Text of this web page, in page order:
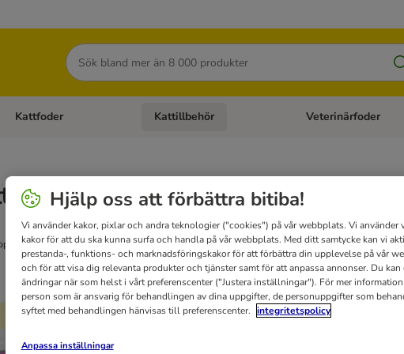
Sök
Open category menu: Hundtillbehör
Kattfoder Open category menu: Kattfoder
Kattillbehör Open category menu:
Veterinärfoder
& kattillbehör
hos bitiba.se hittar du alla kattsaker och kattillbehör du behöver: Klösbrädor, kattsängar,
Hjälp oss att förbättra bitiba!
Vi använder kakor, pixlar och andra teknologier ("cookies") på vår webbplats. Vi använder
kakor för att du ska kunna surfa och handla på vår webbplats. Med ditt samtycke kan vi
prestanda-, funktions- och marknadsföringskakor för att förbättra din upplevelse på vår
och för att visa dig relevanta produkter och tjänster samt för att anpassa annonser. Du kan
ändringar när som helst i vårt preferenscenter ("Justera inställningar"). För mer
person som är ansvarig för behandlingen av dina uppgifter, de personuppgifter som
syftet med behandlingen hänvisas till preferenscenter. integritetspolicy
Anpassa inställningar